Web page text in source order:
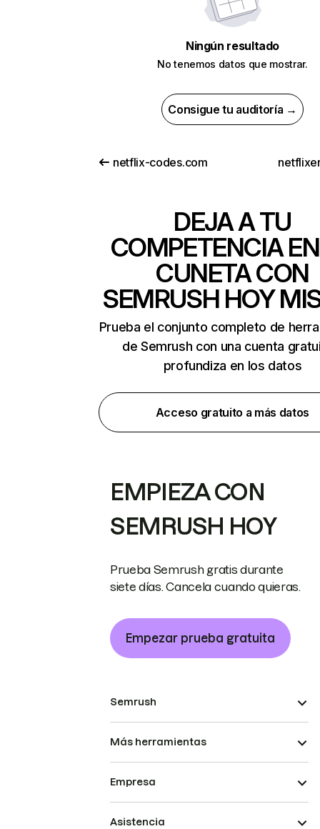
Ningún resultado
No tenemos datos que mostrar.
Consigue tu auditoría →
netflix-codes.com
DEJA A TU
COMPETENCIA
CUNETA CON
SEMRUSH HOY
Prueba el conjunto completo de
de Semrush con una cuenta
profundiza en los datos
Acceso gratuito a más datos
EMPIEZA CON
SEMRUSH HOY
Prueba Semrush gratis durante
siete días. Cancela cuando quieras.
Empezar prueba gratuita
Semrush
Más herramientas
Empresa
Asistencia